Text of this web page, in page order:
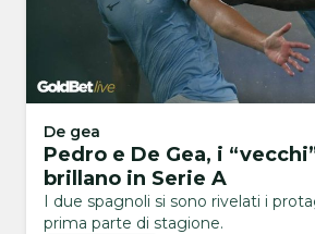
De gea
Pedro e De Gea, i
brillano in Serie A
I due spagnoli si sono rivelati i
prima parte di stagione.